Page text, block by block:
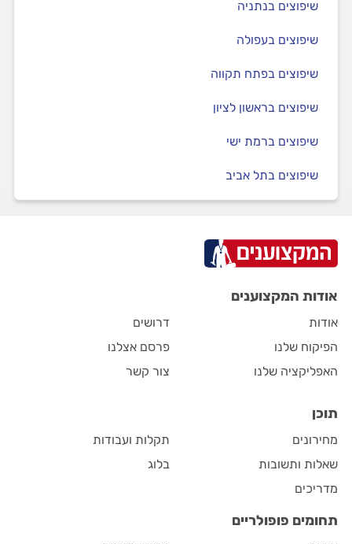
שיפוצים בנתניה
שיפוצים בעפולה
שיפוצים בפתח תקווה
שיפוצים בראשון לציון
שיפוצים ברמת ישי
שיפוצים בתל אביב
אודות המקצוענים
אודות
הפיקוח שלנו
האפליקציה שלנו
דרושים
פרסם אצלנו
צור קשר
תוכן
מחירונים
שאלות ותשובות
מדריכים
תקלות ועבודות
בלוג
תחומים פופולריים